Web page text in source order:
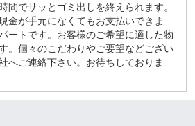
間でサッとゴミ出しを終えられます。
金が手元になくてもお支払いできま
ートです。お客様のご希望に適した物
。個々のこだわりやご要望などござい
へご連絡下さい。お待ちしておりま